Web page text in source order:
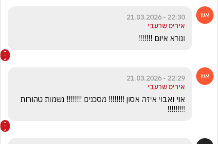
22:30 - 21.03.2026
איריס שרעבי
ונורא איום !!!!!!!
22:29 - 21.03.2026
איריס שרעבי
!!!!!!!!!